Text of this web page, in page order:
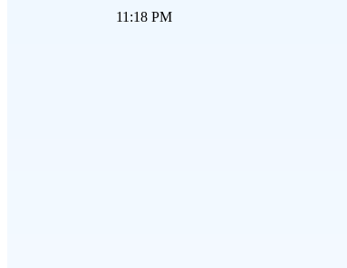
11:18 PM